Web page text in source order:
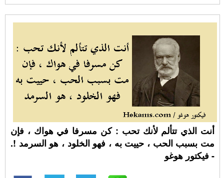
أنت الذي تتألم لأنك تحب : كن مسرفا في هواك ، فإن
مت بسبب الحب ، حييت به ، فهو الخلود ، هو السرمد !.
- فيكتور هوغو